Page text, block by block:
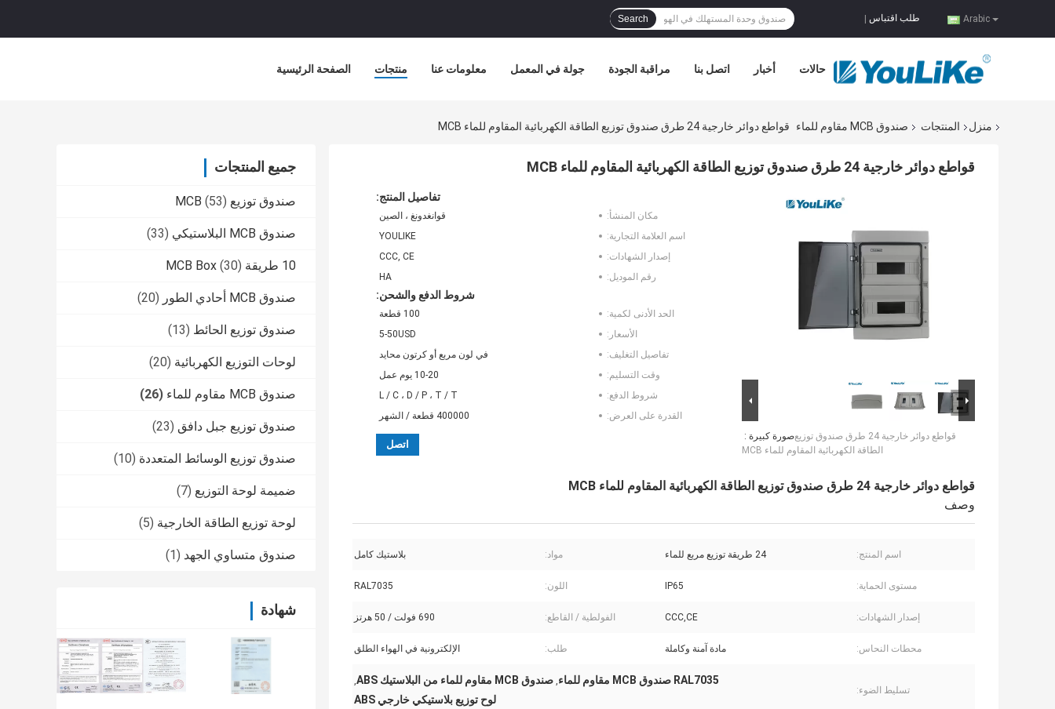
Arabic طلب اقتباس Search
الصفحة الرئيسية منتجات معلومات عنا جولة في المعمل مراقبة الجودة اتصل بنا أخبار حالات
منزل المنتجات صندوق MCB مقاوم للماء قواطع دوائر خارجية 24 طرق صندوق توزيع الطاقة الكهربائية المقاوم للماء MCB
جميع المنتجات
صندوق توزيع MCB (53)
صندوق MCB البلاستيكي (33)
10 طريقة MCB Box (30)
صندوق MCB أحادي الطور (20)
صندوق توزيع الحائط (13)
لوحات التوزيع الكهربائية (20)
صندوق MCB مقاوم للماء (26)
صندوق توزيع جبل دافق (23)
صندوق توزيع الوسائط المتعددة (10)
ضميمة لوحة التوزيع (7)
لوحة توزيع الطاقة الخارجية (5)
صندوق متساوي الجهد (1)
شهادة
قواطع دوائر خارجية 24 طرق صندوق توزيع الطاقة الكهربائية المقاوم للماء MCB
صورة كبيرة :قواطع دوائر خارجية 24 طرق صندوق توزيع
الطاقة الكهربائية المقاوم للماء MCB
تفاصيل المنتج:
مكان المنشأ:
قوانغدونغ ، الصين
اسم العلامة التجارية:
YOULIKE
إصدار الشهادات:
CCC, CE
رقم الموديل:
HA
شروط الدفع والشحن:
الحد الأدنى لكمية:
100 قطعة
الأسعار:
5-50USD
تفاصيل التغليف:
في لون مربع أو كرتون محايد
وقت التسليم:
10-20 يوم عمل
شروط الدفع:
L / C ، D / P ، T / T
القدرة على العرض:
400000 قطعة / الشهر
اتصل
قواطع دوائر خارجية 24 طرق صندوق توزيع الطاقة الكهربائية المقاوم للماء MCB
وصف
اسم المنتج: 24 طريقة توزيع مربع للماء مواد: بلاستيك كامل
مستوى الحماية: IP65 اللون: RAL7035
إصدار الشهادات: CCC,CE الفولطية / القاطع: 690 فولت / 50 هرتز
محطات النحاس: مادة آمنة وكاملة طلب: الإلكترونية في الهواء الطلق
تسليط الضوء:
RAL7035 صندوق MCB مقاوم للماء , صندوق MCB مقاوم للماء من البلاستيك ABS ,
لوح توزيع بلاستيكي خارجي ABS